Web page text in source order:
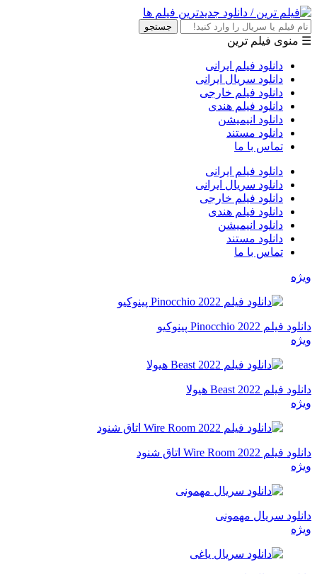
جستجو
☰ منوی فیلم ترین
دانلود فیلم ایرانی
دانلود سریال ایرانی
دانلود فیلم خارجی
دانلود فیلم هندی
دانلود انیمیشن
دانلود مستند
تماس با ما
دانلود فیلم ایرانی
دانلود سریال ایرانی
دانلود فیلم خارجی
دانلود فیلم هندی
دانلود انیمیشن
دانلود مستند
تماس با ما
ویژه
دانلود فیلم Pinocchio 2022 پینوکیو
ویژه
دانلود فیلم Beast 2022 هیولا
ویژه
دانلود فیلم Wire Room 2022 اتاق شنود
ویژه
دانلود سریال مهمونی
ویژه